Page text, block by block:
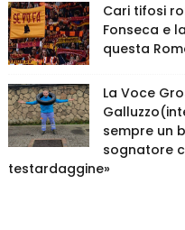
Cari tifosi
Fonseca e
questa
La Voce
sempre un
sognatore
testardaggine»